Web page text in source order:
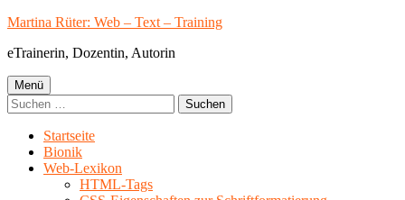
Springe
Inhalt
Martina Rüter: Web – Text – Training
eTrainerin, Dozentin, Autorin
Primäres
Menü
Menü
Suchen
nach:
Startseite
Bionik
Web-Lexikon
HTML-Tags